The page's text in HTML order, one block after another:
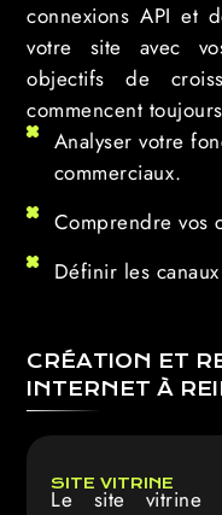
connexions API et
votre site avec
objectifs de
commencent
Analyser votre
commerciaux.
Comprendre vos
Définir les
CRÉATION ET
INTERNET À
SITE VITRINE
Le site